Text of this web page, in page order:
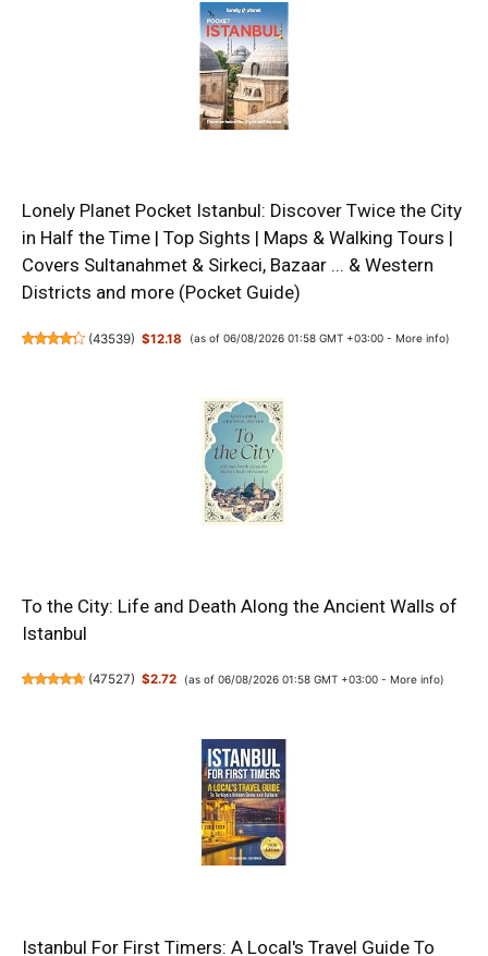
Lonely Planet Pocket Istanbul: Discover Twice the City
in Half the Time | Top Sights | Maps & Walking Tours |
Covers Sultanahmet & Sirkeci, Bazaar ... & Western
Districts and more (Pocket Guide)
(43539) $12.18 (as of 06/08/2026 01:58 GMT +03:00 - More info)
To the City: Life and Death Along the Ancient Walls of
Istanbul
(47527) $2.72 (as of 06/08/2026 01:58 GMT +03:00 - More info)
Istanbul For First Timers: A Local's Travel Guide To